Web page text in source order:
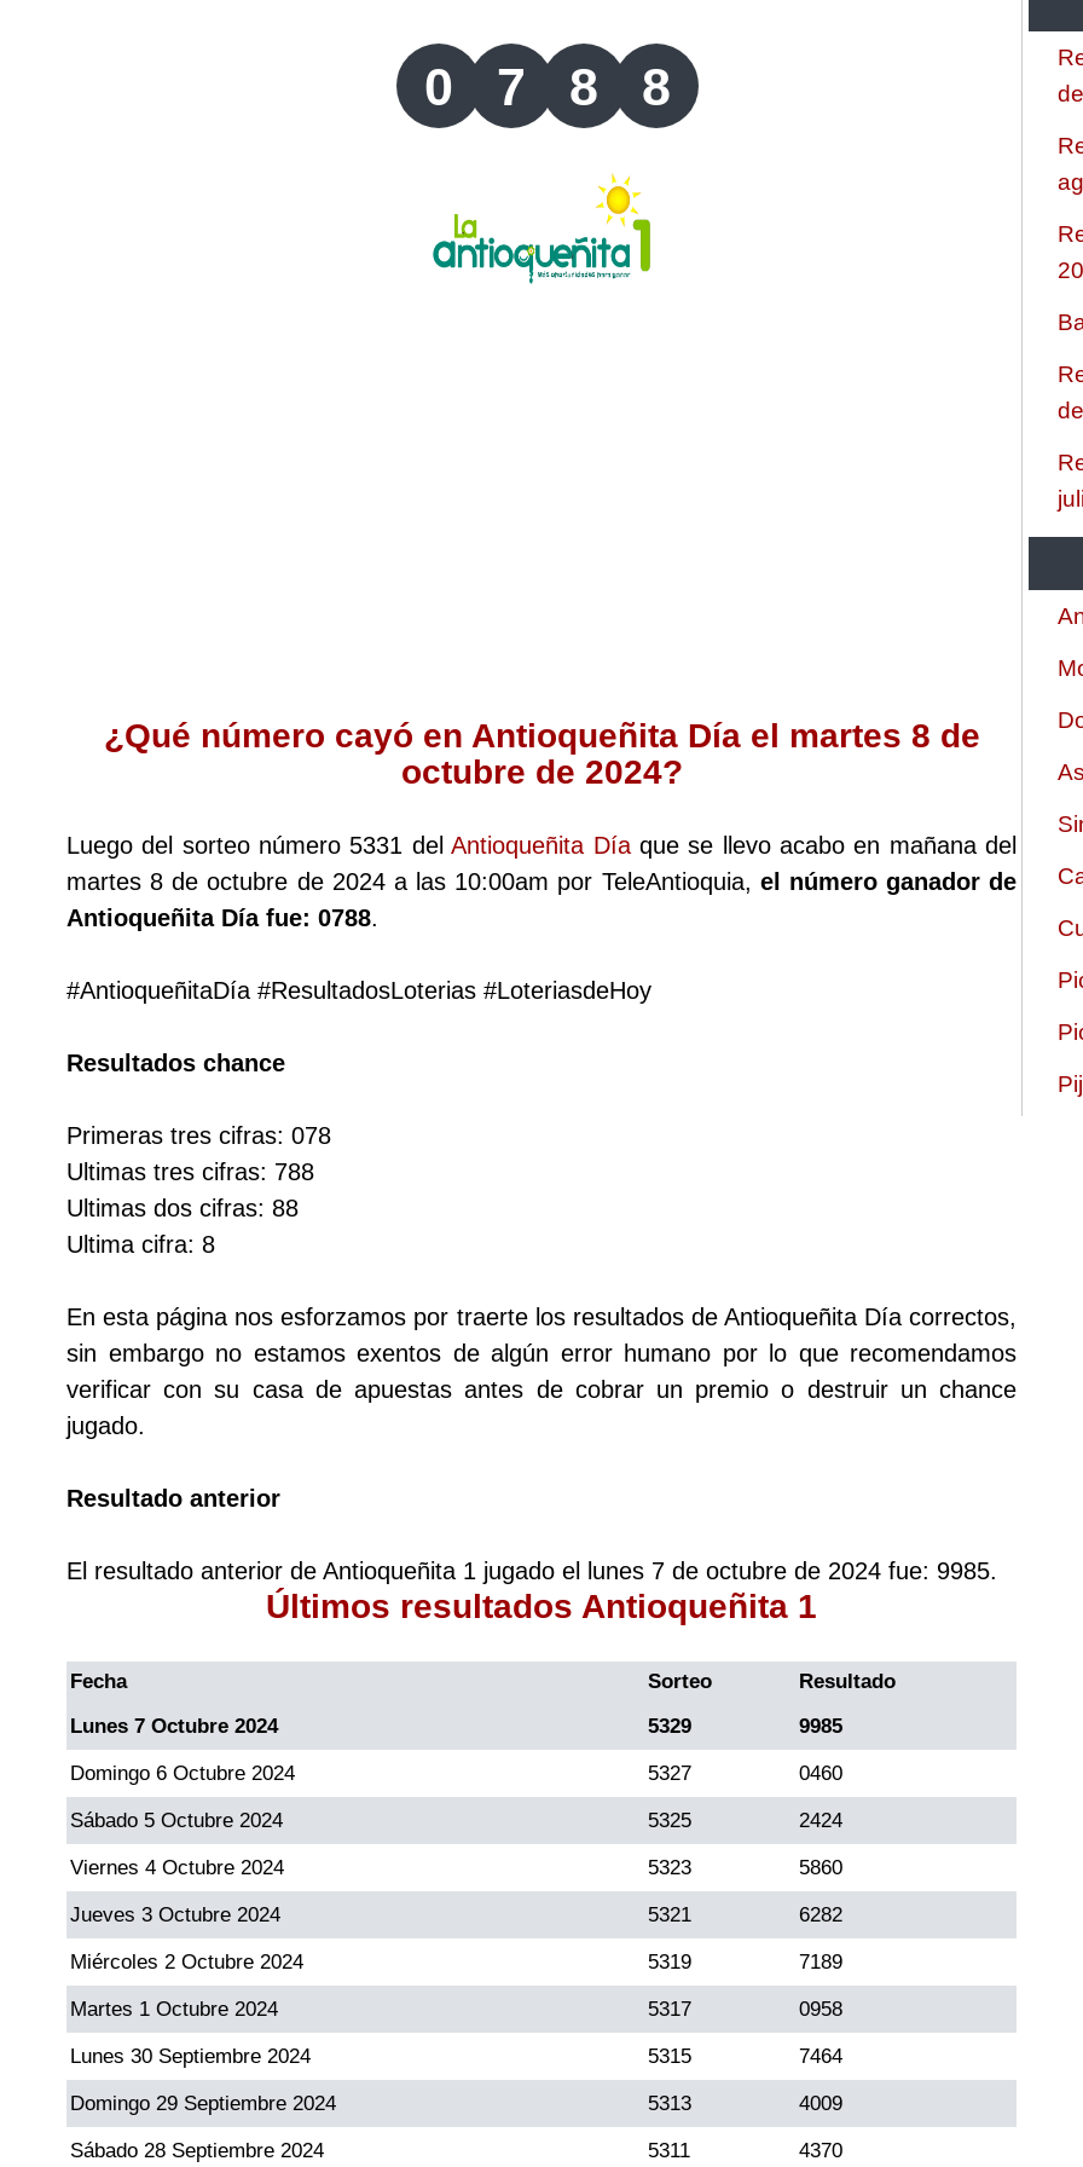
Extra de Colombia
Antioqueñita Tarde
Cafeterito Noche
Caribeña Día
Caribeña Noche
Chontico Día
Culona noche
Dorado Tarde
Dorado Noche
Fantástica Día
Motilon Tarde
Motilon Noche
0 7 8 8
¿Qué número cayó en Antioqueñita Día el martes 8 de
octubre de 2024?
Luego del sorteo número 5331 delAntioqueñita Díaque se llevo acabo en mañana del
martes 8 de octubre de 2024 a las 10:00am por TeleAntioquia, el número ganador de
Antioqueñita Día fue: 0788.
#AntioqueñitaDía #ResultadosLoterias #LoteriasdeHoy
Resultados chance
Primeras tres cifras: 078
Ultimas tres cifras: 788
Ultimas dos cifras: 88
Ultima cifra: 8
En esta página nos esforzamos por traerte los resultados de Antioqueñita Día correctos,
sin embargo no estamos exentos de algún error humano por lo que recomendamos
verificar con su casa de apuestas antes de cobrar un premio o destruir un chance
jugado.
Resultado anterior
El resultado anterior de Antioqueñita 1 jugado el lunes 7 de octubre de 2024 fue: 9985.
Últimos resultados Antioqueñita 1
Fecha Sorteo
Resultado
Lunes 7 Octubre 2024
5329 9985
Domingo 6 Octubre 2024 5327 0460
Sábado 5 Octubre 2024 5325 2424
Viernes 4 Octubre 2024 5323 5860
Jueves 3 Octubre 2024 5321 6282
Miércoles 2 Octubre 2024 5319 7189
Martes 1 Octubre 2024 5317 0958
Lunes 30 Septiembre 2024 5315 7464
Domingo 29 Septiembre 2024 5313 4009
Sábado 28 Septiembre 2024 5311 4370